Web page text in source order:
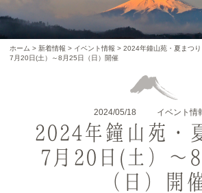
ホーム >新着情報 > イベント情報 >2024年鐘山苑・夏まつり
7月20日(土）～8月25日（日）開催
2024/05/18 イベント情
2024年鐘山苑・
7月20日(土）～
（日）開